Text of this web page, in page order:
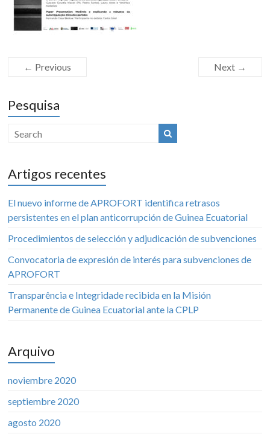
← Previous Next →
Pesquisa
Artigos recentes
El nuevo informe de APROFORT identifica retrasos
persistentes en el plan anticorrupción de Guinea Ecuatorial
Procedimientos de selección y adjudicación de subvenciones
Convocatoria de expresión de interés para subvenciones de
APROFORT
Transparência e Integridade recibida en la Misión
Permanente de Guinea Ecuatorial ante la CPLP
Arquivo
noviembre 2020
septiembre 2020
agosto 2020